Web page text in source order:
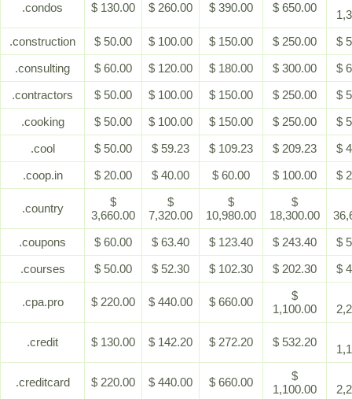
.condos $ 130.00 $ 260.00 $ 390.00 $ 650.00
.construction
$ 50.00 $ 100.00 $ 150.00 $ 250.00
$
.consulting
$ 60.00 $ 120.00 $ 180.00 $ 300.00
$
.contractors
$ 50.00 $ 100.00 $ 150.00 $ 250.00
$
.cooking
$ 50.00 $ 100.00 $ 150.00 $ 250.00
$
.cool
$ 50.00 $ 59.23 $ 109.23 $ 209.23
$
.coop.in
$ 20.00 $ 40.00 $ 60.00 $ 100.00 $
.country
$
3,660.00
$
7,320.00
$
10,980.00
$
18,300.00
.coupons
$ 60.00 $ 63.40 $ 123.40 $ 243.40
$
.courses
$ 50.00 $ 52.30 $ 102.30 $ 202.30 $
.cpa.pro $ 220.00 $ 440.00 $ 660.00
$
1,100.00
.credit $ 130.00 $ 142.20 $ 272.20 $ 532.20
.creditcard $ 220.00 $ 440.00 $ 660.00
$
1,100.00